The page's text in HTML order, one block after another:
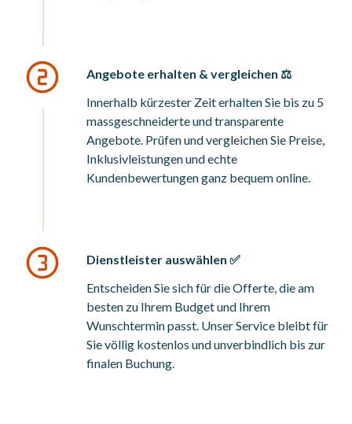
Angebote erhalten & vergleichen ⚖️
Innerhalb kürzester Zeit erhalten Sie bis zu 5
massgeschneiderte und transparente
Angebote. Prüfen und vergleichen Sie Preise,
Inklusivleistungen und echte
Kundenbewertungen ganz bequem online.
Dienstleister auswählen ✅
Entscheiden Sie sich für die Offerte, die am
besten zu Ihrem Budget und Ihrem
Wunschtermin passt. Unser Service bleibt für
Sie völlig kostenlos und unverbindlich bis zur
finalen Buchung.